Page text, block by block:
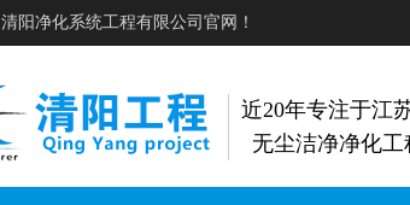
阳净化系统工程有限公司官网！
近20年专注于江
无尘洁净净化工